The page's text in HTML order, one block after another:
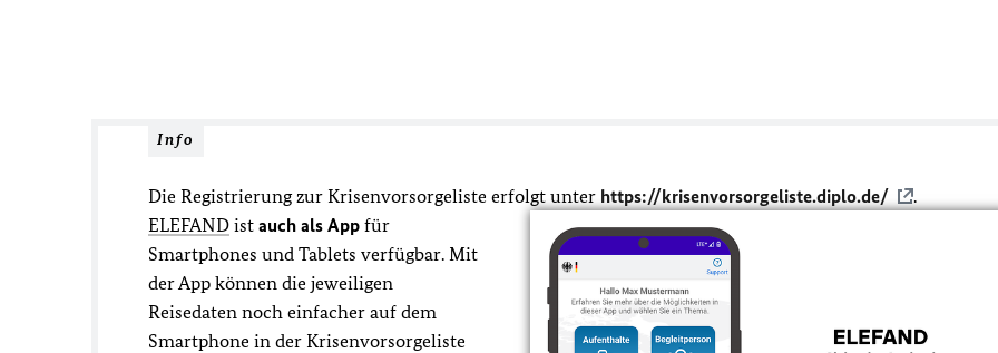
Info
Die Registrierung zur Krisenvorsorgeliste erfolgt unter https://krisenvorsorgeliste.diplo.de/ .
ELEFAND ist auch als App für
Smartphones und Tablets verfügbar. Mit
der App können die jeweiligen
Reisedaten noch einfacher auf dem
Smartphone in der Krisenvorsorgeliste